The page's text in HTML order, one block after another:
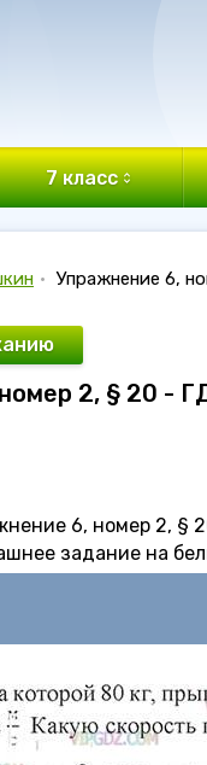
7 класс
• Упражнение 6,
2, § 20 -
6, номер 2, §
задание на